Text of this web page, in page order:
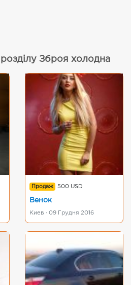
Зброя холодна
Продаж 500 USD
Венок
Киев · 09 Грудня 2016